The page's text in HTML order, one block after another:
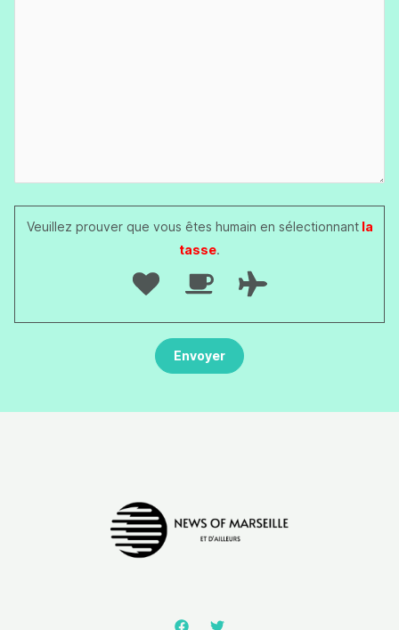
Veuillez prouver que vous êtes humain en sélectionnantla
tasse.